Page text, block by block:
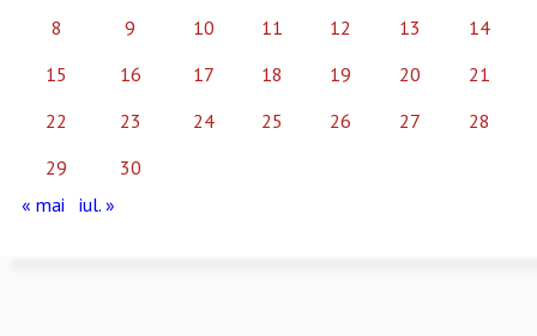
8
9 10 11 12 13
14
15
16 17 18 19 20
21
22
23 24 25 26 27
28
29
30
« mai
iul. »